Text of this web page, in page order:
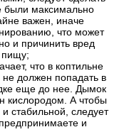
были максимально
важен, иначе
что может
и причинить вред
пищу;
что в коптильне
не должен попадать в
еще до нее. Дымок
кислородом. А чтобы
стабильной, следует
и